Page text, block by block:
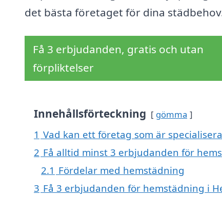
det bästa företaget för dina
Få 3 erbjudanden, gratis och utan
förpliktelser
Innehållsförteckning gömma
1 Vad kan ett företag som är
2 Få alltid minst 3 erbjudanden för
2.1 Fördelar med hemstädning
3 Få 3 erbjudanden för hemstädning i